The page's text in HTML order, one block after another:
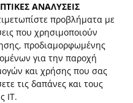
ΑΝΑΛΥΣΕΙΣ
προβλήματα με
που χρησιμοποιούν
προδιαμορφωμένης
για την παροχή
και χρήσης που σας
τις δαπάνες και τους
IT.